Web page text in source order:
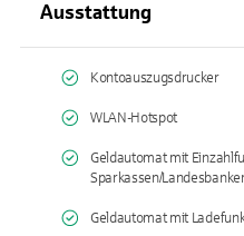
Ausstattung
Kontoauszugsdrucker
WLAN-Hotspot
Geldautomat mit
Sparkassen/
Geldautomat mit